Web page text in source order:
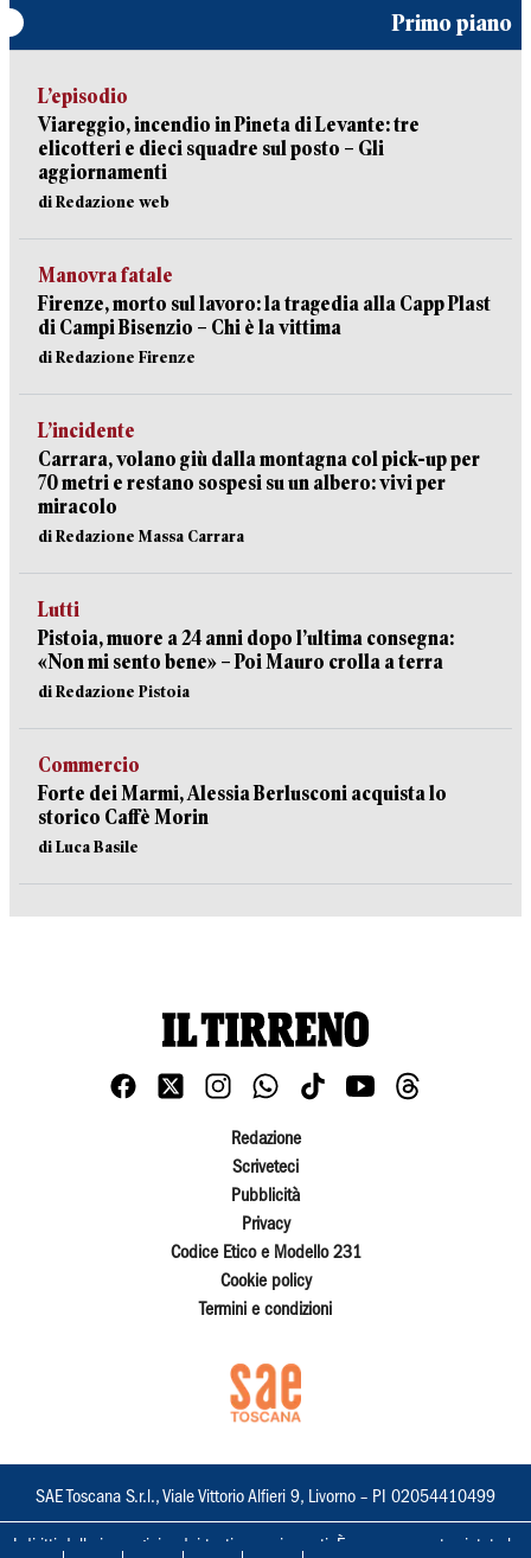
Primo piano
L’episodio
Viareggio, incendio in Pineta di Levante: tre
elicotteri e dieci squadre sul posto – Gli
aggiornamenti
di Redazione web
Manovra fatale
Firenze, morto sul lavoro: la tragedia alla Capp Plast
di Campi Bisenzio – Chi è la vittima
di Redazione Firenze
L’incidente
Carrara, volano giù dalla montagna col pick-up per
70 metri e restano sospesi su un albero: vivi per
miracolo
di Redazione Massa Carrara
Lutti
Pistoia, muore a 24 anni dopo l’ultima consegna:
«Non mi sento bene» – Poi Mauro crolla a terra
di Redazione Pistoia
Commercio
Forte dei Marmi, Alessia Berlusconi acquista lo
storico Caffè Morin
di Luca Basile
Redazione
Scriveteci
Pubblicità
Privacy
Codice Etico e Modello 231
Cookie policy
Termini e condizioni
SAE Toscana S.r.l., Viale Vittorio Alfieri 9, Livorno – PI 02054410499
I diritti delle immagini e dei testi sono riservati. È espressamente vietata la